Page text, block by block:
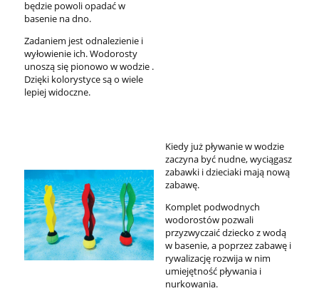
będzie powoli opadać w
basenie na dno.
Zadaniem jest odnalezienie i
wyłowienie ich. Wodorosty
unoszą się pionowo w wodzie .
Dzięki kolorystyce są o wiele
lepiej widoczne.
Kiedy już pływanie w wodzie
zaczyna być nudne, wyciągasz
zabawki i dzieciaki mają nową
zabawę.
Komplet podwodnych
wodorostów pozwali
przyzwyczaić dziecko z wodą
w basenie, a poprzez zabawę i
rywalizację rozwija w nim
umiejętność pływania i
nurkowania.